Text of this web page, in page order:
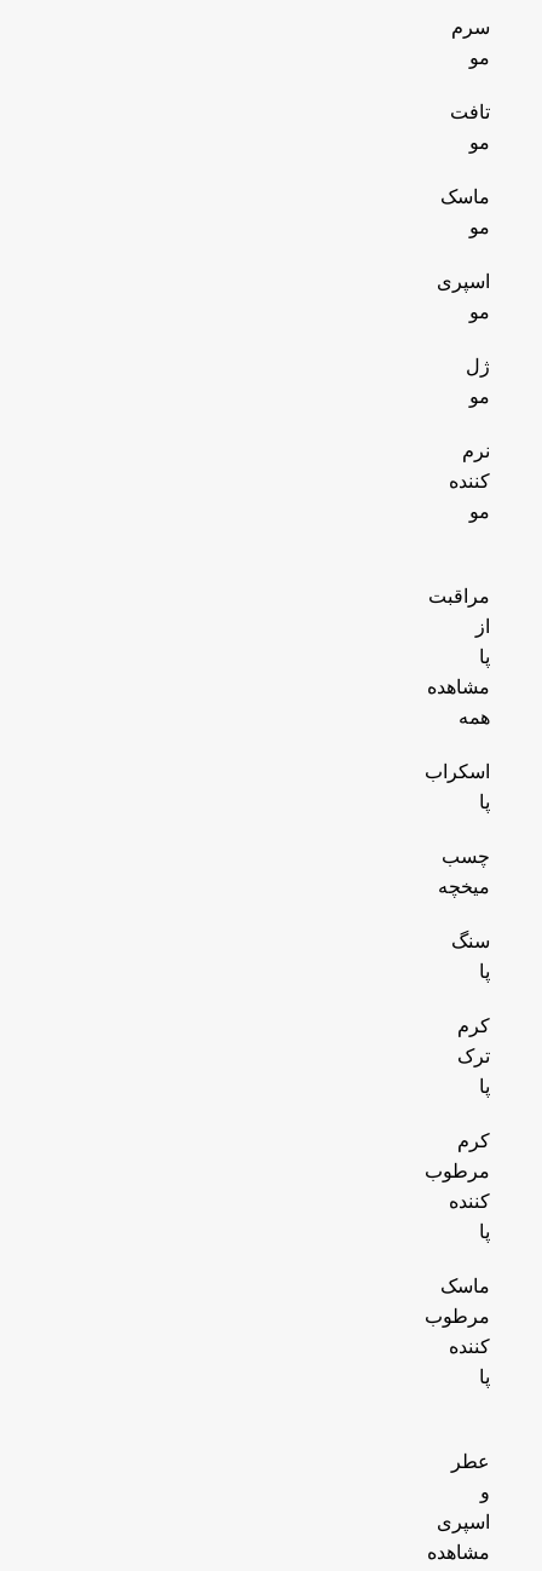
سرم
مو
تافت
مو
ماسک
مو
اسپری
مو
ژل
مو
نرم
کننده
مو
مراقبت
از
پا
مشاهده
همه
اسکراب
پا
چسب
میخچه
سنگ
پا
کرم
ترک
پا
کرم
مرطوب
کننده
پا
ماسک
مرطوب
کننده
پا
عطر
و
اسپری
مشاهده